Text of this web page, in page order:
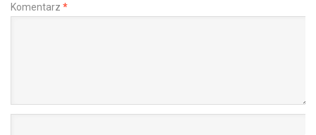
Komentarz *